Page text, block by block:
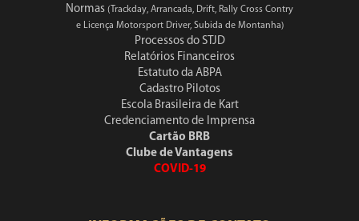
Normas (Trackday, Arrancada, Drift, Rally Cross Contry
e Licença Motorsport Driver, Subida de Montanha)
Processos do STJD
Relatórios Financeiros
Estatuto da ABPA
Cadastro Pilotos
Escola Brasileira de Kart
Credenciamento de Imprensa
Cartão BRB
Clube de Vantagens
COVID-19